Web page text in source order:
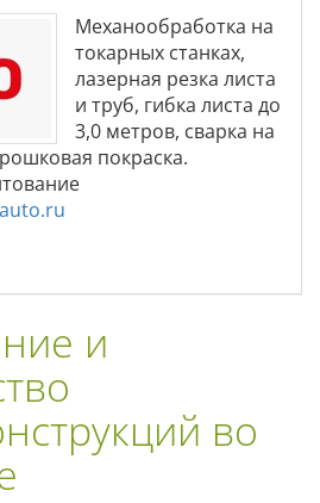
Механообработка на
токарных станках,
лазерная резка листа
и труб, гибка листа до
3,0 метров, сварка на
покраска.
и
во